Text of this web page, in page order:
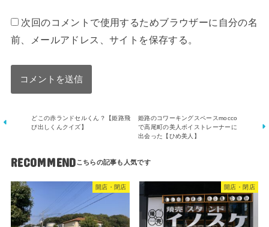
次回のコメントで使用するためブラウザーに自分の名
前、メールアドレス、サイトを保存する。
どこの赤ランドセルくん？【姫路飛
び出しくんクイズ】
姫路のコワーキングスペースmocco
で高尾町の美人ボイストレーナーに
出会った【ひめ美人】
RECOMMEND
開店・閉店 開店・閉店